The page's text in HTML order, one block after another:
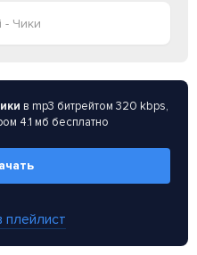
- Чики
в mp3 битрейтом 320 kbps,
4.1 мб бесплатно
плейлист